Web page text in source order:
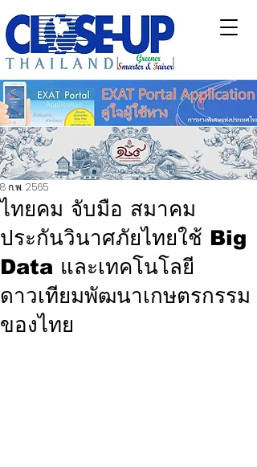
ไทยคม จับมือ สมาคม
ประกันวินาศภัยไทยใช้ Big
Data และเทคโนโลยี
ดาวเทียมพัฒนาเกษตรกรรม
ของไทย
8 ก.พ. 2565